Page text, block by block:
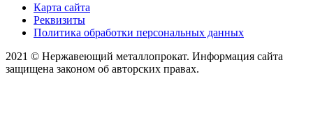
Карта сайта
Реквизиты
Политика обработки персональных данных
2021 © Нержавеющий металлопрокат. Информация сайта
защищена законом об авторских правах.